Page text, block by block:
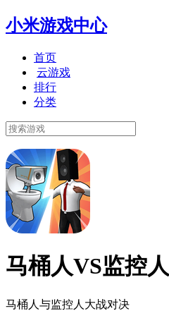
小米游戏中心
首页
云游戏
排行
分类
马桶人VS监控人
马桶人与监控人大战对决